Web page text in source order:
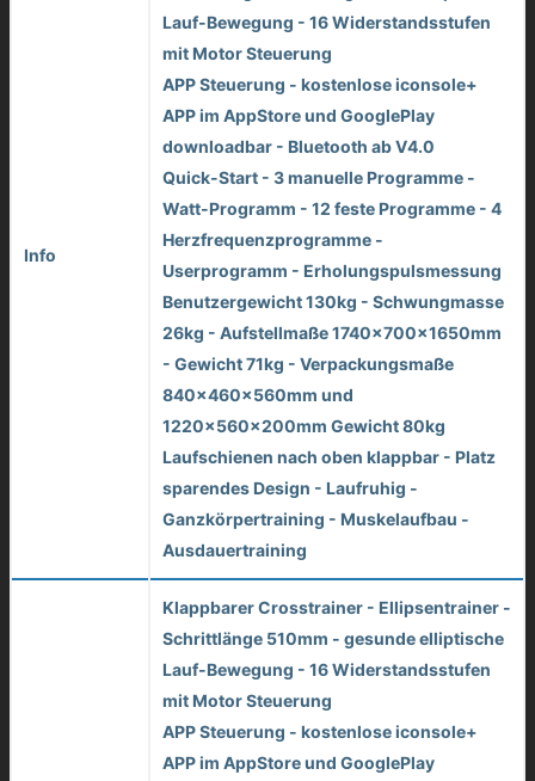
Info
Lauf-Bewegung - 16 Widerstandsstufen
mit Motor Steuerung
APP Steuerung - kostenlose iconsole+
APP im AppStore und GooglePlay
downloadbar - Bluetooth ab V4.0
Quick-Start - 3 manuelle Programme -
Watt-Programm - 12 feste Programme - 4
Herzfrequenzprogramme -
Userprogramm - Erholungspulsmessung
Benutzergewicht 130kg - Schwungmasse
26kg - Aufstellmaße 1740x700x1650mm
- Gewicht 71kg - Verpackungsmaße
840x460x560mm und
1220x560x200mm Gewicht 80kg
Laufschienen nach oben klappbar - Platz
sparendes Design - Laufruhig -
Ganzkörpertraining - Muskelaufbau -
Ausdauertraining
Klappbarer Crosstrainer - Ellipsentrainer -
Schrittlänge 510mm - gesunde elliptische
Lauf-Bewegung - 16 Widerstandsstufen
mit Motor Steuerung
APP Steuerung - kostenlose iconsole+
APP im AppStore und GooglePlay